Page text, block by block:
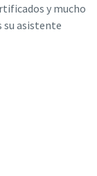
y mucho
su asistente